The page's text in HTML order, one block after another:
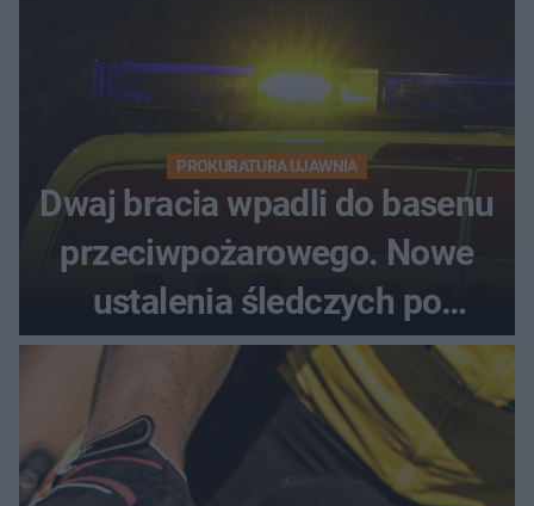
PROKURATURA UJAWNIA
Dwaj bracia wpadli do basenu
przeciwpożarowego. Nowe
ustalenia śledczych po
dramatycznej akcji